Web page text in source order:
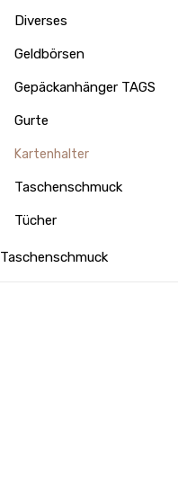
Diverses
Geldbörsen
Gepäckanhänger TAGS
Gurte
Kartenhalter
Taschenschmuck
Tücher
Taschenschmuck